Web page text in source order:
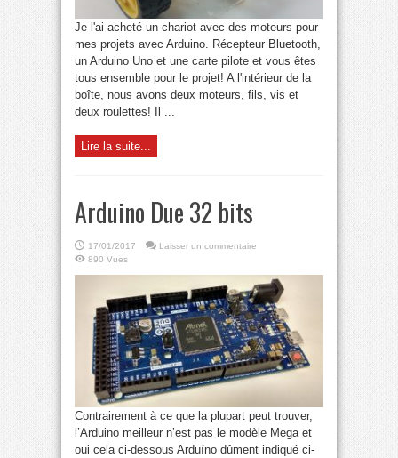
Je l'ai acheté un chariot avec des moteurs pour
mes projets avec Arduino. Récepteur Bluetooth,
un Arduino Uno et une carte pilote et vous êtes
tous ensemble pour le projet! A l'intérieur de la
boîte, nous avons deux moteurs, fils, vis et
deux roulettes! Il ...
Lire la suite...
Arduino Due 32 bits
17/01/2017
Laisser un commentaire
890 Vues
Contrairement à ce que la plupart peut trouver,
l’Arduino meilleur n’est pas le modèle Mega et
oui cela ci-dessous Arduíno dûment indiqué ci-